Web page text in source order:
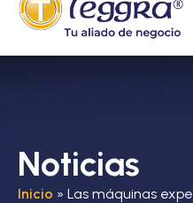
Noticias
Inicio » Las máquinas